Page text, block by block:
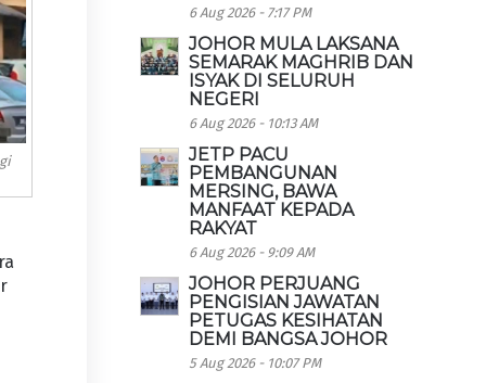
6 Aug 2026 - 7:17 PM
JOHOR MULA LAKSANA
SEMARAK MAGHRIB DAN
ISYAK DI SELURUH
NEGERI
6 Aug 2026 - 10:13 AM
JETP PACU
PEMBANGUNAN
MERSING, BAWA
MANFAAT KEPADA
RAKYAT
6 Aug 2026 - 9:09 AM
JOHOR PERJUANG
PENGISIAN JAWATAN
PETUGAS KESIHATAN
DEMI BANGSA JOHOR
5 Aug 2026 - 10:07 PM